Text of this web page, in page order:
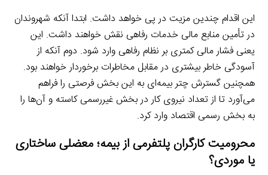
این اقدام چندین مزیت در پی خواهد داشت. ابتدا آنکه شهروندان
در تأمین منابع مالی خدمات رفاهی نقش خواهند داشت. این
یعنی فشار مالی کمتری بر نظام رفاهی وارد شود. دوم آنکه از
آسودگی خاطر بیشتری در مقابل مخاطرات برخوردار خواهند بود.
همچنین گسترش چتر بیمه‌ای به این بخش فرصتی را فراهم
می‌آورد تا از تعداد نیروی کار در بخش غیررسمی کاسته و آن‌ها را
به بخش رسمی اقتصاد وارد کرد.
محرومیت کارگران پلتفرمی از بیمه؛ معضلی ساختاری
یا موردی؟